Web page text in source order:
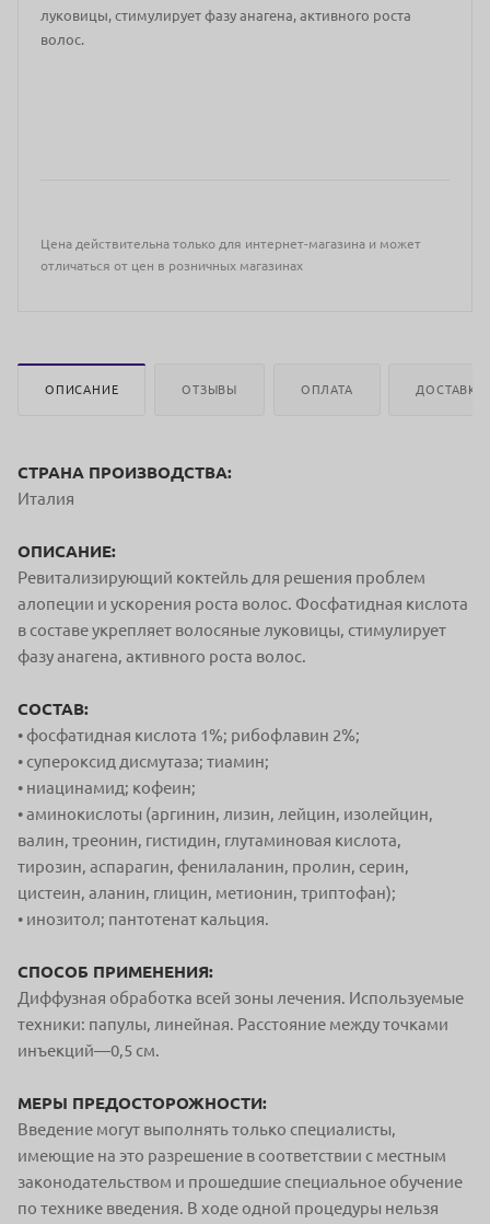
луковицы, стимулирует фазу анагена, активного роста
волос.
Цена действительна только для интернет-магазина и может
отличаться от цен в розничных магазинах
ОПИСАНИЕ ОТЗЫВЫ ОПЛАТА ДОСТАВКА
СТРАНА ПРОИЗВОДСТВА:
Италия
ОПИСАНИЕ:
Ревитализирующий коктейль для решения проблем
алопеции и ускорения роста волос. Фосфатидная кислота
в составе укрепляет волосяные луковицы, стимулирует
фазу анагена, активного роста волос.
СОСТАВ:
• фосфатидная кислота 1%; рибофлавин 2%;
• супероксид дисмутаза; тиамин;
• ниацинамид; кофеин;
• аминокислоты (аргинин, лизин, лейцин, изолейцин,
валин, треонин, гистидин, глутаминовая кислота,
тирозин, аспарагин, фенилаланин, пролин, серин,
цистеин, аланин, глицин, метионин, триптофан);
• инозитол; пантотенат кальция.
СПОСОБ ПРИМЕНЕНИЯ:
Диффузная обработка всей зоны лечения. Используемые
техники: папулы, линейная. Расстояние между точками
инъекций—0,5 см.
МЕРЫ ПРЕДОСТОРОЖНОСТИ:
Введение могут выполнять только специалисты,
имеющие на это разрешение в соответствии с местным
законодательством и прошедшие специальное обучение
по технике введения. В ходе одной процедуры нельзя